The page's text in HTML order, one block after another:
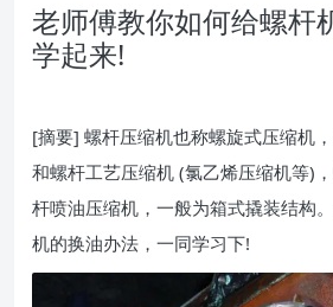
老师傅教你如何给螺杆
学起来!
[摘要] 螺杆压缩机也称螺旋式压缩机
和螺杆工艺压缩机 (氯乙烯压缩机等)
杆喷油压缩机，一般为箱式撬装结构
机的换油办法，一同学习下!